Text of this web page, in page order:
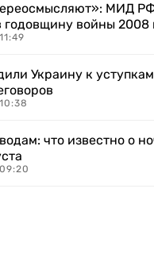
МИД
годовщину войны 2008
Украину к
что известно о